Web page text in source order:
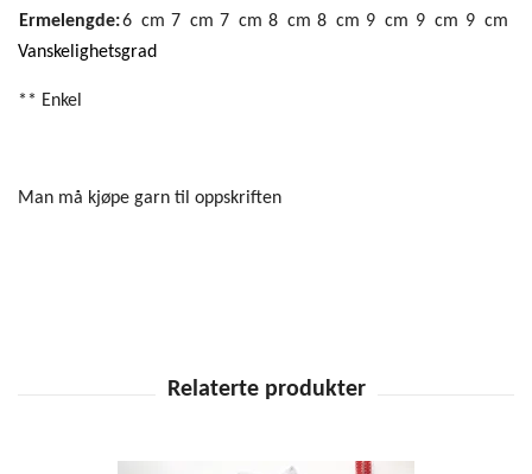
Ermelengde:6 cm 7 cm 7 cm 8 cm 8 cm 9 cm 9 cm 9 cm
Vanskelighetsgrad
** Enkel
Man må kjøpe garn til oppskriften